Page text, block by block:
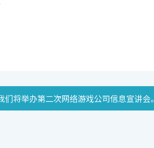
们将举办第二次网络游戏公司信息宣讲会。